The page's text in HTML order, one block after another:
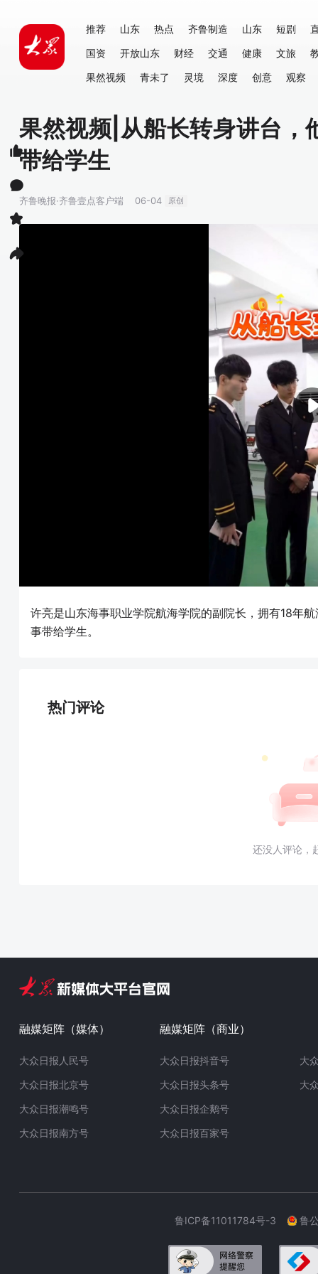
推荐 山东 热点 齐鲁制造 山东 短剧
国资
开放山东 财经 交通 健康 文旅
果然视频
青未了 灵境 深度 创意 观察
果然视频|从船长转身讲台，
带给学生
齐鲁晚报·齐鲁壹点客户端 06-04 原创
许亮是山东海事职业学院航海学院的副院长，拥有18年
事带给学生。
热门评论
还没人评论，
融媒矩阵（媒体）
大众日报人民号
大众日报北京号
大众日报潮鸣号
大众日报南方号
融媒矩阵（商业）
大众日报抖音号
大众日报头条号
大众日报企鹅号
大众日报百家号
大
大
鲁ICP备11011784号-3 鲁